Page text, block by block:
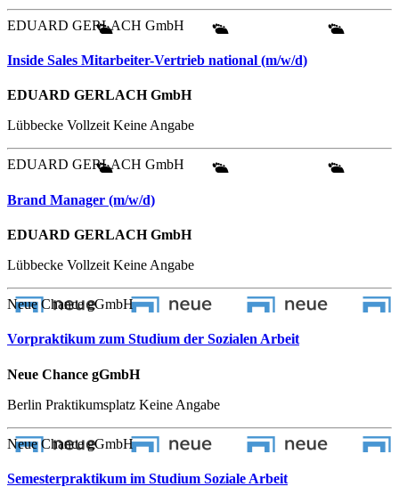
EDUARD GERLACH GmbH
Inside Sales Mitarbeiter-Vertrieb national (m/w/d)
EDUARD GERLACH GmbH
Lübbecke VollzeitKeine Angabe
EDUARD GERLACH GmbH
Brand Manager (m/w/d)
EDUARD GERLACH GmbH
Lübbecke Vollzeit Keine Angabe
Neue Chance gGmbH
Vorpraktikum zum Studium der Sozialen Arbeit
Neue Chance gGmbH
Berlin Praktikumsplatz Keine Angabe
Neue Chance gGmbH
Semesterpraktikum im Studium Soziale Arbeit